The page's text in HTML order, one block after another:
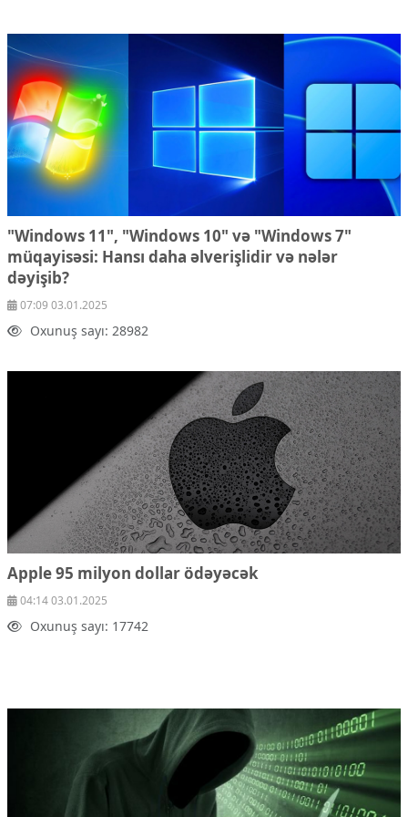
"Windows 11", "Windows 10" və "Windows 7"
müqayisəsi: Hansı daha əlverişlidir və nələr
dəyişib?
07:09 03.01.2025
Oxunuş sayı: 28982
Apple 95 milyon dollar ödəyəcək
04:14 03.01.2025
Oxunuş sayı: 17742